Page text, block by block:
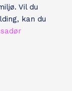
Vil du
kan du